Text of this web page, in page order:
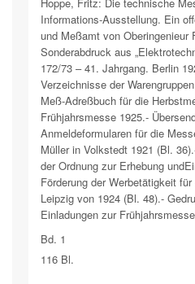
Informations-Ausstellung. Ein
und Meßamt von Oberingenieur
Sonderabdruck aus
172/73 – 41. Jahrgang. Berlin
Verzeichnisse der
Meß-Adreßbuch für die
Frühjahrsmesse 1925.-
Anmeldeformularen für die
Müller in Volkstedt 1921 (Bl.
der Ordnung zur Erhebung
Förderung der Werbetätigkeit
Leipzig von 1924 (Bl. 48).-
Einladungen zur
Bd. 1
116 Bl.